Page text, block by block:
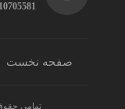
-021
صفحه نخست
تمامی